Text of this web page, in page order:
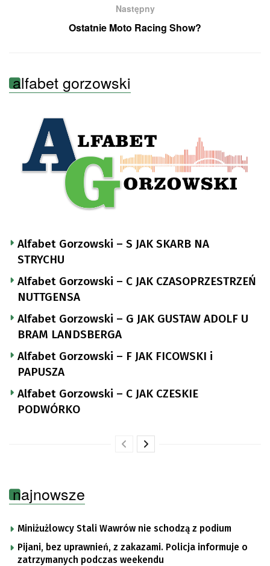
Następny
Ostatnie Moto Racing Show?
alfabet gorzowski
Alfabet Gorzowski – S JAK SKARB NA
STRYCHU
Alfabet Gorzowski – C JAK CZASOPRZESTRZEŃ
NUTTGENSA
Alfabet Gorzowski – G JAK GUSTAW ADOLF U
BRAM LANDSBERGA
Alfabet Gorzowski – F JAK FICOWSKI i
PAPUSZA
Alfabet Gorzowski – C JAK CZESKIE
PODWÓRKO
najnowsze
Miniżużlowcy Stali Wawrów nie schodzą z podium
Pijani, bez uprawnień, z zakazami. Policja informuje o
zatrzymanych podczas weekendu